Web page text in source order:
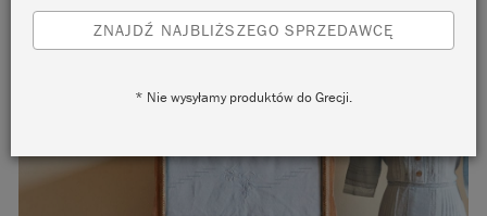
ZNAJDŹ NAJBLIŻSZEGO SPRZEDAWCĘ
* Nie wysyłamy produktów do Grecji.